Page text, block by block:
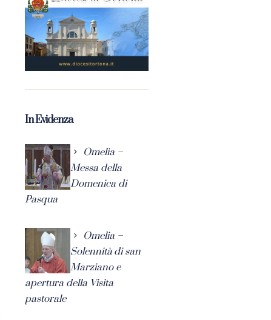
In Evidenza
Omelia –
Messa della
Domenica di
Pasqua
Omelia –
Solennità di san
Marziano e
apertura della Visita
pastorale